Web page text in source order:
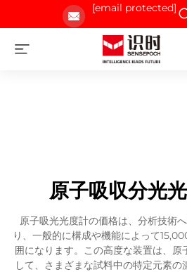
[email protected]
原子吸収分光
原子吸光光度計の価格は、分析技術
り、一般的に構成や機能によって
囲になります。この高度な装置は、原
して、さまざまな試料中の特定元素